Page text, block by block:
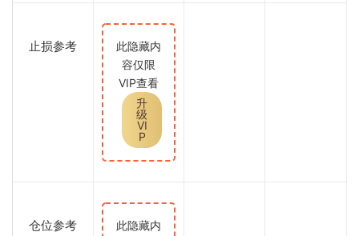
止损参考
此隐藏内
容仅限
VIP查看
升
级
VI
P
仓位参考
此隐藏内